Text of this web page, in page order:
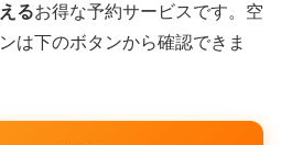
るお得な予約サービスです。空
は下のボタンから確認できま